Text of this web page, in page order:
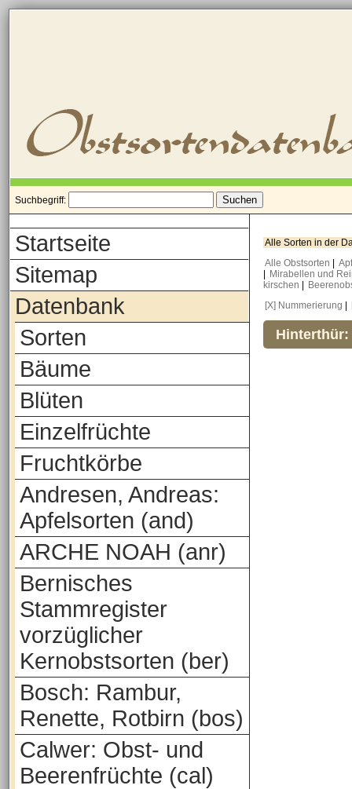
Suchbegriff:
Startseite
Sitemap
Datenbank
Sorten
Bäume
Blüten
Einzelfrüchte
Fruchtkörbe
Andresen, Andreas:
Apfelsorten (and)
ARCHE NOAH (anr)
Bernisches
Stammregister
vorzüglicher
Kernobstsorten (ber)
Bosch: Rambur,
Renette, Rotbirn (bos)
Calwer: Obst- und
Beerenfrüchte (cal)
Alle Sorten in der
Alle Obstsorten
Mirabellen und
kirschen
[X] Nummerierung